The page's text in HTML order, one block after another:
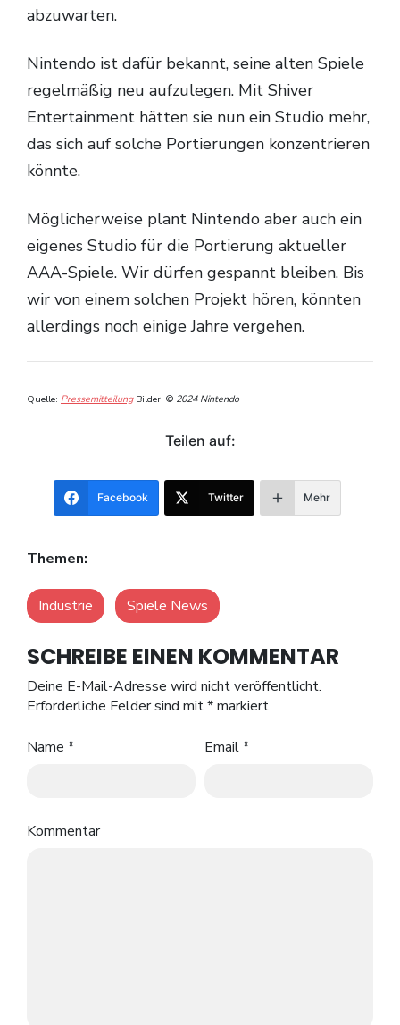
abzuwarten.
Nintendo ist dafür bekannt, seine alten Spiele
regelmäßig neu aufzulegen. Mit Shiver
Entertainment hätten sie nun ein Studio mehr,
das sich auf solche Portierungen konzentrieren
könnte.
Möglicherweise plant Nintendo aber auch ein
eigenes Studio für die Portierung aktueller
AAA-Spiele. Wir dürfen gespannt bleiben. Bis
wir von einem solchen Projekt hören, könnten
allerdings noch einige Jahre vergehen.
Quelle: PressemitteilungBilder: © 2024 Nintendo
Teilen auf:
Facebook Twitter Mehr
Themen:
Industrie Spiele News
SCHREIBE EINEN KOMMENTAR
Deine E-Mail-Adresse wird nicht veröffentlicht.
Erforderliche Felder sind mit*markiert
Name * Email*
Kommentar